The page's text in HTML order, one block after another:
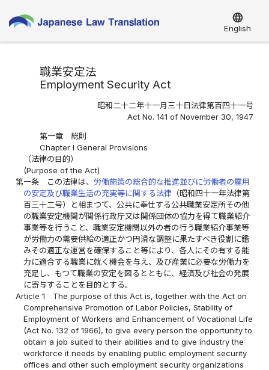
language
English
職業安定法
Employment Security Act
昭和二十二年十一月三十日法律第百四十一号
Act No. 141 of November 30, 1947
第一章 総則
Chapter I General Provisions
（法律の目的）
(Purpose of the Act)
第一条
この法律は、 労働施策の総合的な推進並びに労働者の雇用
の安定及び職業生活の充実等に関する法律 （昭和四十一年法律第
百三十二号）と相まつて、公共に奉仕する公共職業安定所その他
の職業安定機関が関係行政庁又は関係団体の協力を得て職業紹介
事業等を行うこと、職業安定機関以外の者の行う職業紹介事業等
が労働力の需要供給の適正かつ円滑な調整に果たすべき役割に鑑
みその適正な運営を確保すること等により、各人にその有する能
力に適合する職業に就く機会を与え、及び産業に必要な労働力を
充足し、もつて職業の安定を図るとともに、経済及び社会の発展
に寄与することを目的とする。
Article 1
The purpose of this Act is, together with the Act on
Comprehensive Promotion of Labor Policies, Stability of
Employment of Workers and Enhancement of Vocational Life
(Act No. 132 of 1966), to give every person the opportunity to
obtain a job suited to their abilities and to give industry the
workforce it needs by enabling public employment security
offices and other such employment security organizations